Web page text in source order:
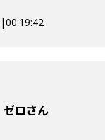
|00:19:42
ゼロさん